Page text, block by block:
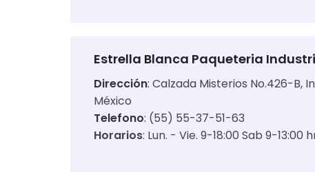
Estrella Blanca Paqueteria
Dirección: Calzada Misterios No.426-B,
México
Telefono: (55) 55-37-51-63
Horarios: Lun. - Vie. 9-18:00 Sab 9-13:00